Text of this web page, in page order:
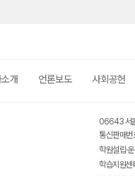
개 언론보도 사회공헌
06643 서
통신판매
학원설립·
학습지원